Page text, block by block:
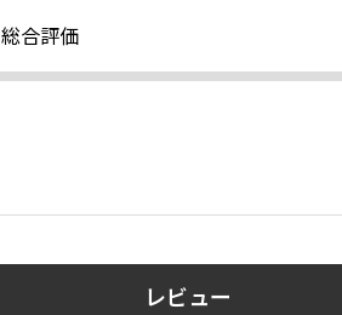
総合評価
レビュー